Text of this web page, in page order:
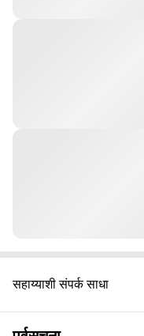
सहाय्याशी संपर्क साधा